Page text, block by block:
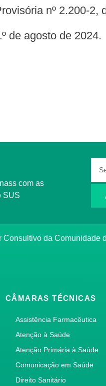
nº 2.200-2,
de agosto de 2024.
SUS
Consultivo da
CÂMARAS TÉCNICAS
Assistência Farmacêutica
Atenção à Saúde
Atenção Primária à Saúde
Comunicação em Saúde
Direito Sanitário